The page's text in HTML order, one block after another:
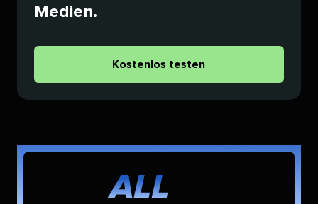
Medien.​​
Kostenlos testen​​